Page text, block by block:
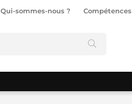
Qui-sommes-nous ? Compétences